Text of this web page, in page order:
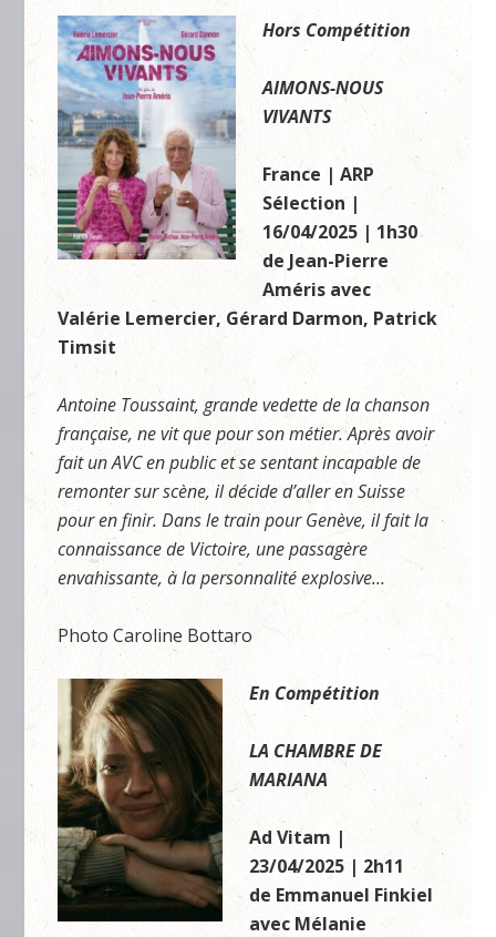
Hors Compétition
AIMONS-NOUS
VIVANTS
France | ARP
Sélection |
16/04/2025 | 1h30
de Jean-Pierre
Améris avec
Valérie Lemercier, Gérard Darmon, Patrick
Timsit
Antoine Toussaint, grande vedette de la chanson
française, ne vit que pour son métier. Après avoir
fait un AVC en public et se sentant incapable de
remonter sur scène, il décide d’aller en Suisse
pour en finir. Dans le train pour Genève, il fait la
connaissance de Victoire, une passagère
envahissante, à la personnalité explosive…
Photo Caroline Bottaro
En Compétition
LA CHAMBRE DE
MARIANA
Ad Vitam |
23/04/2025 | 2h11
de Emmanuel Finkiel
avec Mélanie